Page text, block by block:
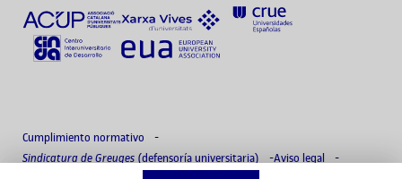
Cumplimiento normativo
Sindicatura de Greuges (defensoría universitaria)
Aviso legal